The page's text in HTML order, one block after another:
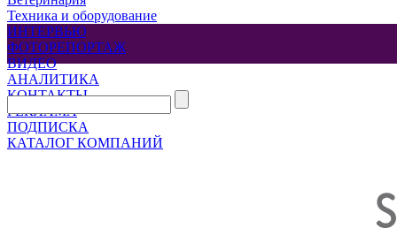
Техника и оборудование
ИНТЕРВЬЮ
ФОТОРЕПОРТАЖ
ВИДЕО
АНАЛИТИКА
КОНТАКТЫ
РЕКЛАМА
ПОДПИСКА
КАТАЛОГ КОМПАНИЙ